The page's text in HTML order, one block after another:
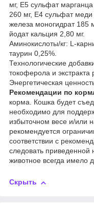
мг, Е5 сульфат
260 мг, Е4 сульфат меди
железа моногидрат 185
йодат кальция 2,80 мг.
Аминокислоты/кг: L-
таурин 0,25%.
Технологические
токоферола и
Энергетическая
Рекомендации по
корма. Кошка будет
необходимо для
избыточном весе и/или
рекомендуется
соответствии с
следовать приведенной
животное всегда имело
Скрыть